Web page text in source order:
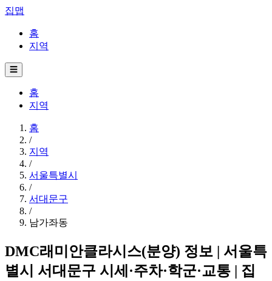
집맵
홈
지역
☰
홈
지역
홈
/
지역
/
서울특별시
/
서대문구
/
남가좌동
DMC래미안클라시스(분양) 정보 | 서울특
별시 서대문구 시세·주차·학군·교통 | 집